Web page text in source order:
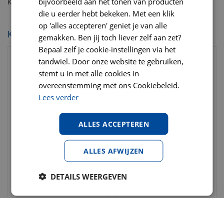
Kleur: merengue (beige met grijze spikkeltjes)
KIJK OOK EENS NAAR:
District 70 bamboo cat
District 70 bamboo cat
bowl Merengue
die u eerder hebt bekeken. Met een klik
op 'alles accepteren' geniet je van alle
gemakken. Ben jij toch liever zelf aan zet?
Bepaal zelf je cookie-instellingen via het
tandwiel. Door onze website te gebruiken,
stemt u in met alle cookies in
overeenstemming met ons Cookiebeleid.
Lees verder
ALLES ACCEPTEREN
ALLES AFWIJZEN
DETAILS WEERGEVEN